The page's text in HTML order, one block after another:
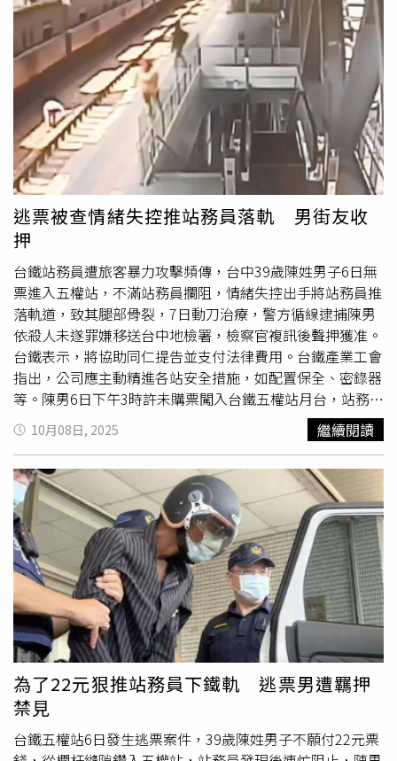
口。（圖片提供／台中市政府） 今年活動規模更勝以往，
共規劃三大主舞台與十二大主題市集，包括「大墩鈴蘭通啤
酒節」、「鈴蘭通藥香時光市集」、「舊市這咖市集x飛爾
市集」、「舊室集on the Street」、「鈴蘭城郊異邦市
集」、「新富町市集」、「漢語市集」、「墨染市集」、
「農村市集」、「小蝸牛市集」、「斑馬市集」及「台中驛
市集」等，從文創、美食到異國風情，讓舊城區成為最具魅
力的文化舞台。 此外，鐵道文化園區超人氣吉祥物「鐵
鹿」與「小小站長」也將登場，與民眾互動合影、舞台演
出，為活動增添親子歡樂氣氛。主辦單位表示，「鈴蘭通散
步納涼會」不只是節慶，更是一場讓城市重新與人相遇的旅
程。透過街區串聯、歷史再現與創意策展，讓市民重新走進
中區，看見熟悉街道的美好，也讓鈴蘭燈再次成為台中最具
代表性的文化符號。 活動日期為2025年10月25日（星期
六）至10月26日（星期日），前夜祭「大墩鈴蘭通啤酒
節」於10月24日（星期五）晚間登場，活動地點位於台中
市中山路、繼光街、市府路、平等街及周邊巷道。當鈴蘭燈
重新亮起，老城的故事也將隨光而生，邀請民眾一同散步、
納涼，感受台中最溫柔的夜色。活動詳情請至「鈴蘭通散步
納涼會」臉書粉絲專頁查詢
(https://www.facebook.com/muguetstreet/)。(台中市政
府新聞局廣告)
紛紛在底下留言，「超佛系的停車場」、「這個太便宜了
吧，樓主跟停車場主人都一生平安」、「每次火車站地下室
根本停不到」、「勸你刪文，這樣我會停不到車位」、「上
次停一次高鐵機車停車位，當日就要100，真的是嚇死我
了，有夠貴」、「昨天有停，走到火車站月台不用10分鐘，
超方便」、「台中火車站附近的停車場，通常都會一開始超
便宜，過了1、2個月後就漲價到跟其他附近停車場一樣了，
所以要停就快停」。根據《中時新聞網》報導，該停車場業
者回應，此機車停車場共有700個車位，中秋連假才剛開始
試營運，所以定價較優惠，目前仍在測試車流狀況，等到人
潮穩定後，將考慮調整收費標準。
逃票被查情緒失控推站務員落軌 男街友收
押
台鐵站務員遭旅客暴力攻擊頻傳，台中39歲陳姓男子6日無
票進入五權站，不滿站務員攔阻，情緒失控出手將站務員推
落軌道，致其腿部骨裂，7日動刀治療，警方循線逮捕陳男
依殺人未遂罪嫌移送台中地檢署，檢察官複訊後聲押獲准。
台鐵表示，將協助同仁提告並支付法律費用。台鐵產業工會
指出，公司應主動精進各站安全措施，如配置保全、密錄器
等。陳男6日下午3時許未購票闖入台鐵五權站月台，站務員
獲報前往攔阻，雙方在月台邊爆發口角，陳男突猛推站務員
使其重摔下軌道隨即逃逸，6秒後對向軌道1輛列車進站，畫
面相當驚險。站務員忍痛爬上月台，鐵路警察局當晚6時許
在附近逮捕陳男到案。據了解，陳男為街友，平時居無定
所，且疑為逃票慣犯，常在台中火車站附近徘徊，不願補22
元的車票，竟將站務員推落軌道，6日傍晚遭警方逮捕後拒
絕接受夜間偵訊，警方7日上午製作完成筆錄後，依殺人未
遂罪嫌移送檢方，檢察官複訊後認定陳男有逃亡之虞聲請羈
押獲准。台鐵表示，醫師診斷受傷站務員腿部骨裂，7日開
刀治療，正由家人與公司協助後續手術事宜，手術完成後將
住院休養復原。台鐵產業工會祕書長朱智宇說，台中五權站
為簡易站，日常安排1名站務員在站內售票、協助旅客愛心
服務等，僅1名員工值勤的安全風險極高，工會不斷呼籲應
針對員工、特別是站務員安全提出有效防護措施，包括增聘
保全、配備密錄器等，但公司僅要求各區處提出需求，各區
處也未調查；所幸這次事件只是受傷，但公司應即刻回應是
10月08日, 2025 繼續閱讀
為了22元狠推站務員下鐵軌 逃票男遭羈押
禁見
台鐵五權站6日發生逃票案件，39歲陳姓男子不願付22元票